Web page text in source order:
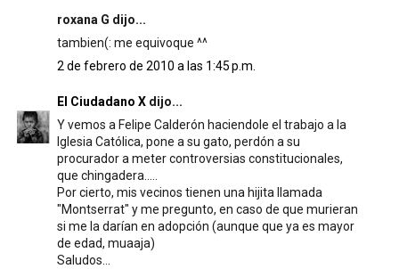
roxana G dijo...
tambien(: me equivoque ^^
2 de febrero de 2010 a las 1:45 p.m.
El Ciudadano Xdijo...
Y vemos a Felipe Calderón haciendole el trabajo a la
Iglesia Católica, pone a su gato, perdón a su
procurador a meter controversias constitucionales,
que chingadera.....
Por cierto, mis vecinos tienen una hijita llamada
"Montserrat" y me pregunto, en caso de que murieran
si me la darían en adopción (aunque que ya es mayor
de edad, muaaja)
Saludos...